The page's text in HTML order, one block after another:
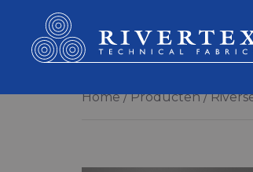
Home Producten
Rivertex Technical Fabrics Group